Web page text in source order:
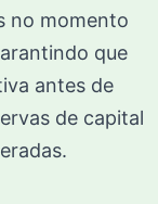
no momento
que
antes de
de capital